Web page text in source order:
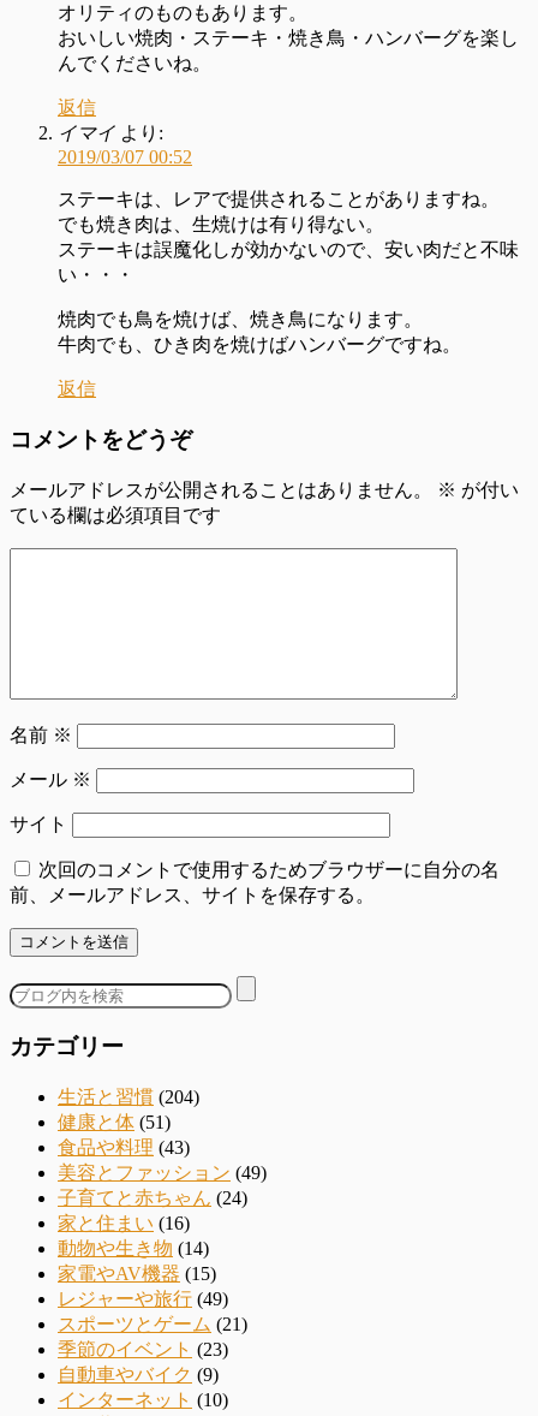
オリティのものもあります。
おいしい焼肉・ステーキ・焼き鳥・ハンバーグを楽し
んでくださいね。
返信
イマイ より:
2019/03/07 00:52
ステーキは、レアで提供されることがありますね。
でも焼き肉は、生焼けは有り得ない。
ステーキは誤魔化しが効かないので、安い肉だと不味
い・・・
焼肉でも鳥を焼けば、焼き鳥になります。
牛肉でも、ひき肉を焼けばハンバーグですね。
返信
コメントをどうぞ
メールアドレスが公開されることはありません。 ※ が付い
ている欄は必須項目です
名前 ※
メール ※
サイト
次回のコメントで使用するためブラウザーに自分の名
前、メールアドレス、サイトを保存する。
カテゴリー
生活と習慣 (204)
健康と体 (51)
食品や料理 (43)
美容とファッション (49)
子育てと赤ちゃん (24)
家と住まい (16)
動物や生き物 (14)
家電やAV機器 (15)
レジャーや旅行 (49)
スポーツとゲーム (21)
季節のイベント (23)
自動車やバイク (9)
インターネット (10)